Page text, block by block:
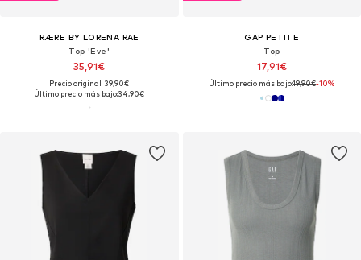
RÆRE BY LORENA RAE
Top 'Eve'
35,91€
Precio original: 39,90€
Último precio más bajo:34,90€
GAP PETITE
Top
17,91€
Último precio más bajo:19,90€-10%